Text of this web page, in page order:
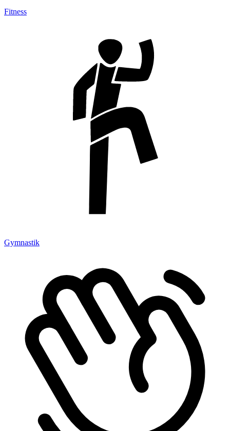
Fitness
Gymnastik